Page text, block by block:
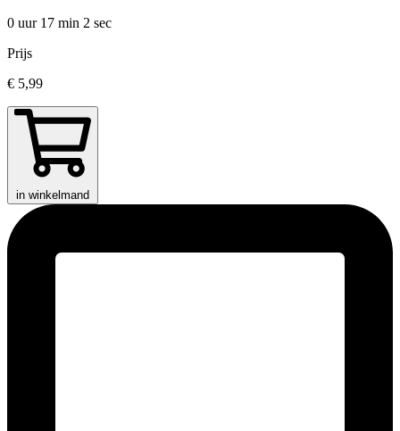
0 uur 17 min 2 sec
Prijs
€ 5,99
in winkelmand